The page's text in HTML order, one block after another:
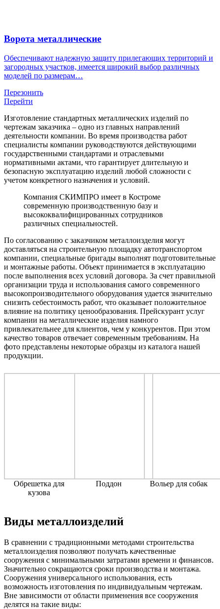
Ворота металлические
Обеспечивают надежную защиту прилегающих территорий и
загородных участков, имеется широкий выбор различных
моделей по размерам…
Перезонить
Перейти
Изготовление стандартных металлических изделий по
чертежам заказчика – одно из главных направлений
деятельности компании. Во время производства работ
специалисты компании руководствуются действующими
государственными стандартами и отраслевыми
нормативными актами, что гарантирует длительную и
безопасную эксплуатацию изделий любой сложности с
учетом конкретного назначения и условий.
Компания СКИМПРО имеет в Костроме
современную производственную базу и
высококвалифицированных сотрудников
различных специальностей.
По согласованию с заказчиком металлоизделия могут
доставляться на строительную площадку автотранспортом
компании, специальные бригады выполнят подготовительные
и монтажные работы. Объект принимается в эксплуатацию
после выполнения всех условий договора. За счет правильной
организации труда и использования самого современного
высокопроизводительного оборудования удается значительно
снизить себестоимость работ, что оказывает положительное
влияние на политику ценообразования. Прейскурант услуг
компании на металлические изделия намного
привлекательнее для клиентов, чем у конкурентов. При этом
качество товаров отвечает современным требованиям. На
фото представлены некоторые образцы из каталога нашей
продукции.
Обрешетка для
кузова
Поддон Вольер для собак
Виды металлоизделий
В сравнении с традиционными методами строительства
металлоизделия позволяют получать качественные
сооружения с минимальными затратами времени и финансов.
Значительно сокращаются сроки производства и монтажа.
Сооружения универсального использования, есть
возможность изготовления по индивидуальным чертежам.
Вне зависимости от области применения все сооружения
делятся на такие виды: